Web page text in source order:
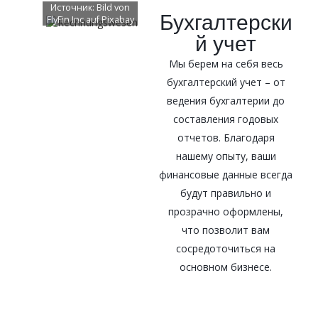
Бухгалтерски
й учет
Мы берем на себя весь
бухгалтерский учет – от
ведения бухгалтерии до
составления годовых
отчетов. Благодаря
нашему опыту, ваши
финансовые данные всегда
будут правильно и
прозрачно оформлены,
что позволит вам
сосредоточиться на
основном бизнесе.
Источник: Bild von
FlyFin IncaufPixabay